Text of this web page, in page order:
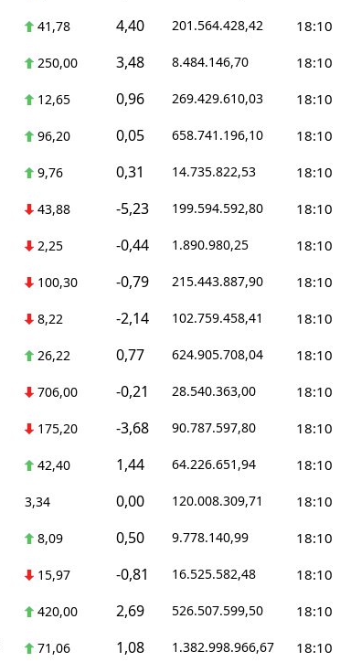
41,78 4,40 201.564.428,42 18:10
250,00 3,48 8.484.146,70 18:10
12,65 0,96 269.429.610,03 18:10
96,20 0,05 658.741.196,10 18:10
9,76 0,31 14.735.822,53 18:10
43,88 -5,23 199.594.592,80 18:10
2,25 -0,44 1.890.980,25 18:10
100,30 -0,79 215.443.887,90 18:10
8,22 -2,14 102.759.458,41 18:10
26,22 0,77 624.905.708,04 18:10
706,00 -0,21 28.540.363,00 18:10
175,20 -3,68 90.787.597,80 18:10
42,40 1,44 64.226.651,94 18:10
3,34 0,00 120.008.309,71 18:10
8,09 0,50 9.778.140,99 18:10
15,97 -0,81 16.525.582,48 18:10
420,00 2,69 526.507.599,50 18:10
71,06 1,08 1.382.998.966,67 18:10